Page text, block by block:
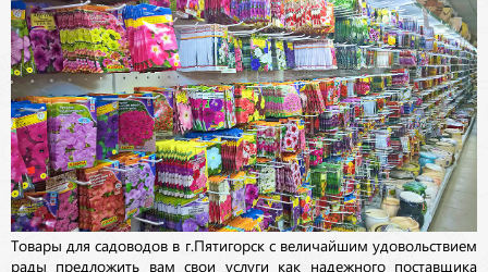
Товары для садоводов в г.Пятигорск с величайшим удовольствием
рады предложить вам свои услуги как надежного поставщика